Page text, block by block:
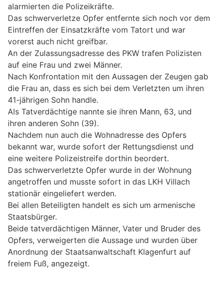
alarmierten die Polizeikräfte.
Das schwerverletze Opfer entfernte sich noch vor dem
Eintreffen der Einsatzkräfte vom Tatort und war
vorerst auch nicht greifbar.
An der Zulassungsadresse des PKW trafen Polizisten
auf eine Frau und zwei Männer.
Nach Konfrontation mit den Aussagen der Zeugen gab
die Frau an, dass es sich bei dem Verletzten um ihren
41-jährigen Sohn handle.
Als Tatverdächtige nannte sie ihren Mann, 63, und
ihren anderen Sohn (39).
Nachdem nun auch die Wohnadresse des Opfers
bekannt war, wurde sofort der Rettungsdienst und
eine weitere Polizeistreife dorthin beordert.
Das schwerverletzte Opfer wurde in der Wohnung
angetroffen und musste sofort in das LKH Villach
stationär eingeliefert werden.
Bei allen Beteiligten handelt es sich um armenische
Staatsbürger.
Beide tatverdächtigen Männer, Vater und Bruder des
Opfers, verweigerten die Aussage und wurden über
Anordnung der Staatsanwaltschaft Klagenfurt auf
freiem Fuß, angezeigt.